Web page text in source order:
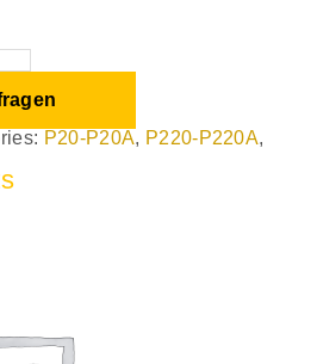
P20-P20A, P220-P220A,